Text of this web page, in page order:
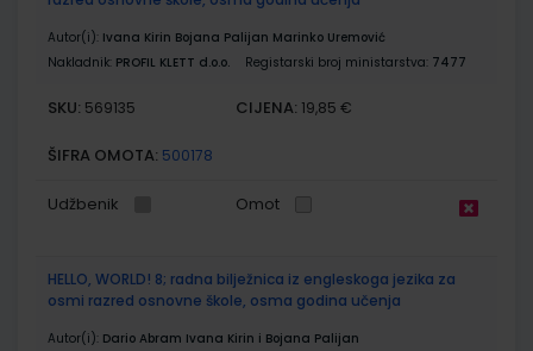
Autor(i): Ivana Kirin Bojana Palijan Marinko Uremović
Nakladnik: PROFIL KLETT d.o.o. Registarski broj ministarstva: 7477
SKU: 569135 CIJENA: 19,85 €
ŠIFRA OMOTA: 500178
Udžbenik Omot
HELLO, WORLD! 8; radna bilježnica iz engleskoga jezika za
osmi razred osnovne škole, osma godina učenja
Autor(i): Dario Abram Ivana Kirin i Bojana Palijan